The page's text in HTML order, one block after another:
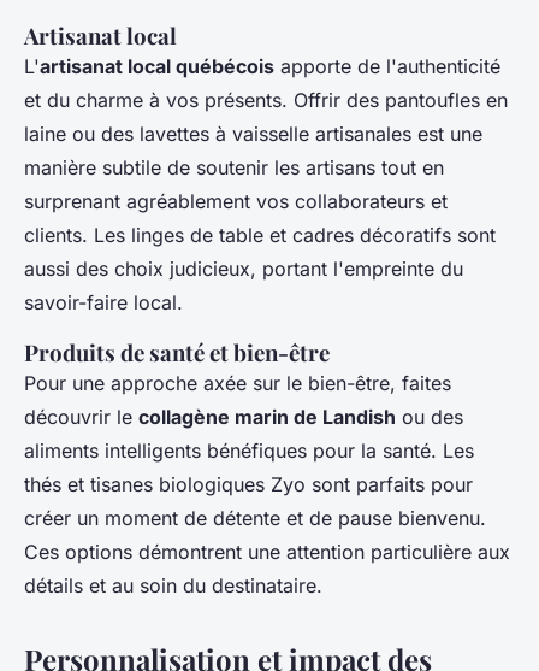
Artisanat local
L'artisanat local québécois apporte de l'authenticité
et du charme à vos présents. Offrir des pantoufles en
laine ou des lavettes à vaisselle artisanales est une
manière subtile de soutenir les artisans tout en
surprenant agréablement vos collaborateurs et
clients. Les linges de table et cadres décoratifs sont
aussi des choix judicieux, portant l'empreinte du
savoir-faire local.
Produits de santé et bien-être
Pour une approche axée sur le bien-être, faites
découvrir le collagène marin de Landish ou des
aliments intelligents bénéfiques pour la santé. Les
thés et tisanes biologiques Zyo sont parfaits pour
créer un moment de détente et de pause bienvenu.
Ces options démontrent une attention particulière aux
détails et au soin du destinataire.
Personnalisation et impact des